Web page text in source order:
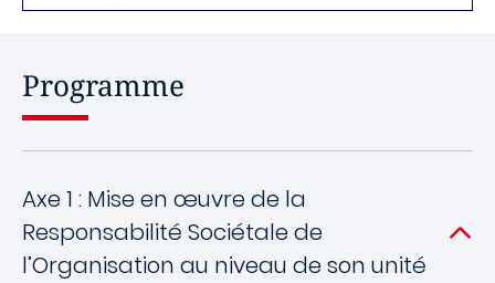
Programme
Axe 1 : Mise en œuvre de la
Responsabilité Sociétale de
l’Organisation au niveau de son unité